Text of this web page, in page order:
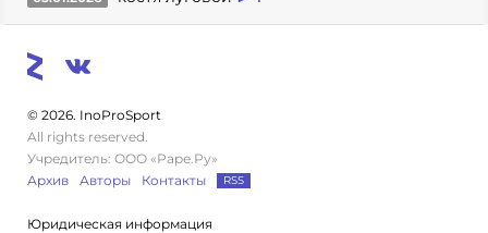
© 2026. InoProSport
All rights reserved.
Учредитель: ООО «Раре.Ру»
Архив
Авторы Контакты RSS
Юридическая информация